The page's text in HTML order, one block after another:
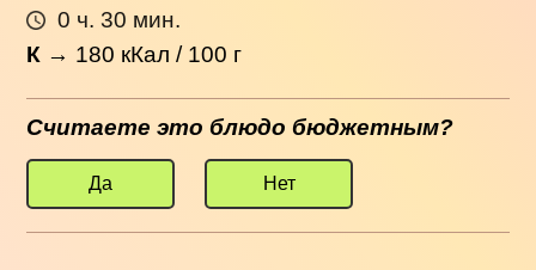
0 ч. 30 мин.
К → 180 кКал / 100 г
Считаете это блюдо бюджетным?
Да Нет